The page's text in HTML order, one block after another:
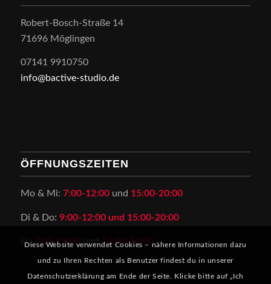
Robert-Bosch-Straße 14
71696 Möglingen
07141 9910750
info@bactive-studio.de
ÖFFNUNGSZEITEN
Mo & Mi: 7:00-12:00 und 15:00-20:00
Di & Do: 9:00-12:00 und 15:00-20:00
Fr:7:00-12:00und13:00-16:00
Diese Website verwendet Cookies – nähere Informationen dazu
und zu Ihren Rechten als Benutzer findest du in unserer
Datenschutzerklärung am Ende der Seite. Klicke bitte auf „Ich